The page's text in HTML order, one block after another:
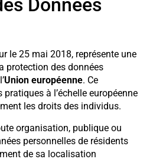
Données
le 25 mai 2018, représente une
protection des données
Union européenne. Ce
à l’échelle européenne
les droits des individus.
organisation, publique ou
personnelles de résidents
de sa localisation